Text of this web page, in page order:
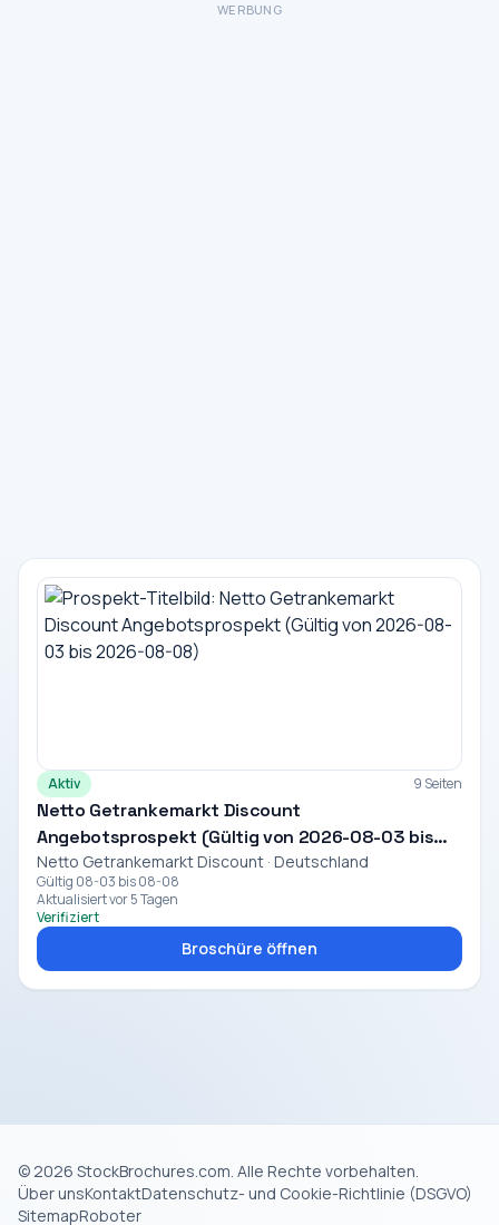
WERBUNG
Aktiv 9 Seiten
Netto Getrankemarkt Discount
Angebotsprospekt (Gültig von 2026-08-03 bis
2026-08-08)
Netto Getrankemarkt Discount · Deutschland
Gültig 08-03 bis 08-08
Aktualisiert vor 5 Tagen
Verifiziert
Broschüre öffnen
© 2026 StockBrochures.com. Alle Rechte vorbehalten.
Über unsKontaktDatenschutz- und Cookie-Richtlinie (DSGVO)
SitemapRoboter